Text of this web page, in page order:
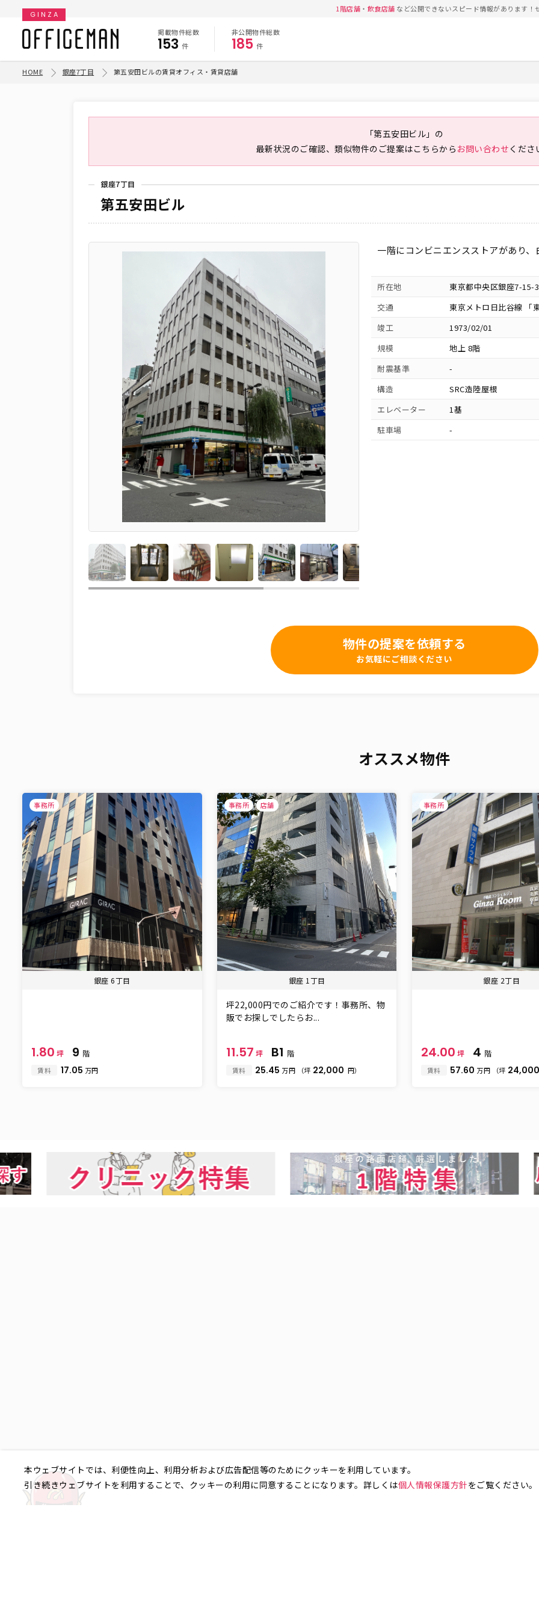
1階店舗 ・ 飲食店舗 など公開できないスピード情報があります！
GINZA
掲載物件総数
153 件
非公開物件総数
185 件
HOME 銀座7丁目 第五安田ビルの賃貸オフィス・賃貸店舗
「第五安田ビル」の
最新状況のご確認、類似物件のご提案はこちらから お問い合わせ くださ
銀座7丁目
第五安田ビル
一階にコンビニエンスストアがあり
所在地
東京都中央区銀座7-15-3
交通
東京メトロ日比谷線 「
竣工
1973/02/01
規模
地上 8階
耐震基準
-
構造
SRC造陸屋根
エレベーター
1基
駐車場
-
物件の提案を依頼する
お気軽にご相談ください
オススメ物件
事務所
銀座 6丁目
1.80 坪 9 階
賃料 17.05 万円
事務所 店舗
銀座 1丁目
坪22,000円でのご紹介です！事務所、物
販でお探しでしたらお...
11.57 坪 B1 階
賃料 25.45 万円 （坪 22,000 円）
事務所
銀座 2丁目
24.00 坪 4 階
賃料 57.60 万円 （坪
本ウェブサイトでは、利便性向上、利用分析および広告配信等のためにクッキーを利用しています。
引き続きウェブサイトを利用することで、クッキーの利用に同意することになります。詳しくは個人情報保護方針をご覧ください。